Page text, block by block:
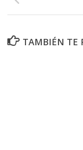
TAMBIÉN TE